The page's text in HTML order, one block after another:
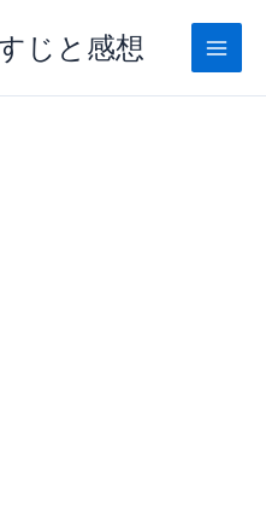
じと感想